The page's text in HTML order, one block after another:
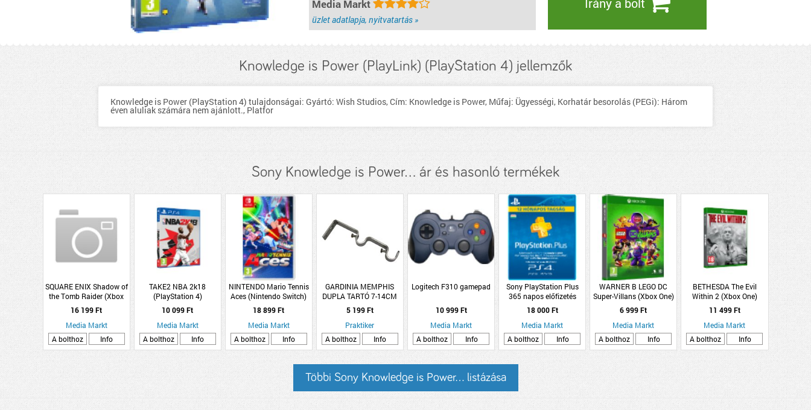
Media Markt
üzlet adatlapja, nyitvatartás »
Knowledge is Power (PlayLink) (PlayStation 4) jellemzők
Knowledge is Power (PlayStation 4) tulajdonságai: Gyártó: Wish Studios, Cím: Knowledge is Power, Műfaj: Ügyességi, Korhatár besorolás (PEGi): Három
éven aluliak számára nem ajánlott., Platfor
Sony Knowledge is Power... ár és hasonló termékek
SQUARE ENIX Shadow of
the Tomb Raider (Xbox
One)
16 199 Ft
Media Markt
A bolthoz
Info
TAKE2 NBA 2k18
(PlayStation 4)
10 099 Ft
Media Markt
A bolthoz
Info
NINTENDO Mario Tennis
Aces (Nintendo Switch)
18 899 Ft
Media Markt
A bolthoz
Info
GARDINIA MEMPHIS
DUPLA TARTÓ 7-14CM
MATT EZÜST
2DB/CSOMAG
5 199 Ft
Praktiker
A bolthoz
Info
Logitech F310 gamepad
10 999 Ft
Media Markt
A bolthoz
Info
Sony PlayStation Plus
365 napos előfizetés
18 000 Ft
Media Markt
A bolthoz
Info
WARNER B LEGO DC
Super-Villans (Xbox One)
6 999 Ft
Media Markt
A bolthoz
Info
BETHESDA The Evil
Within 2 (Xbox One)
11 499 Ft
Media Markt
A bolthoz
Info
Többi Sony Knowledge is Power... listázása